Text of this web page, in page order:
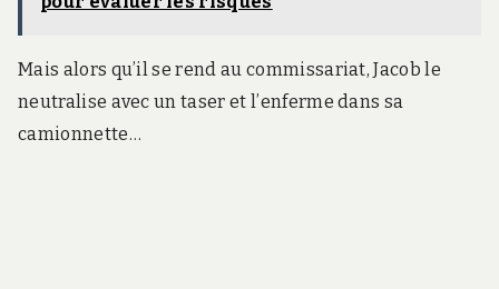
Mais alors qu’il se rend au commissariat, Jacob le
neutralise avec un taser et l’enferme dans sa
camionnette…